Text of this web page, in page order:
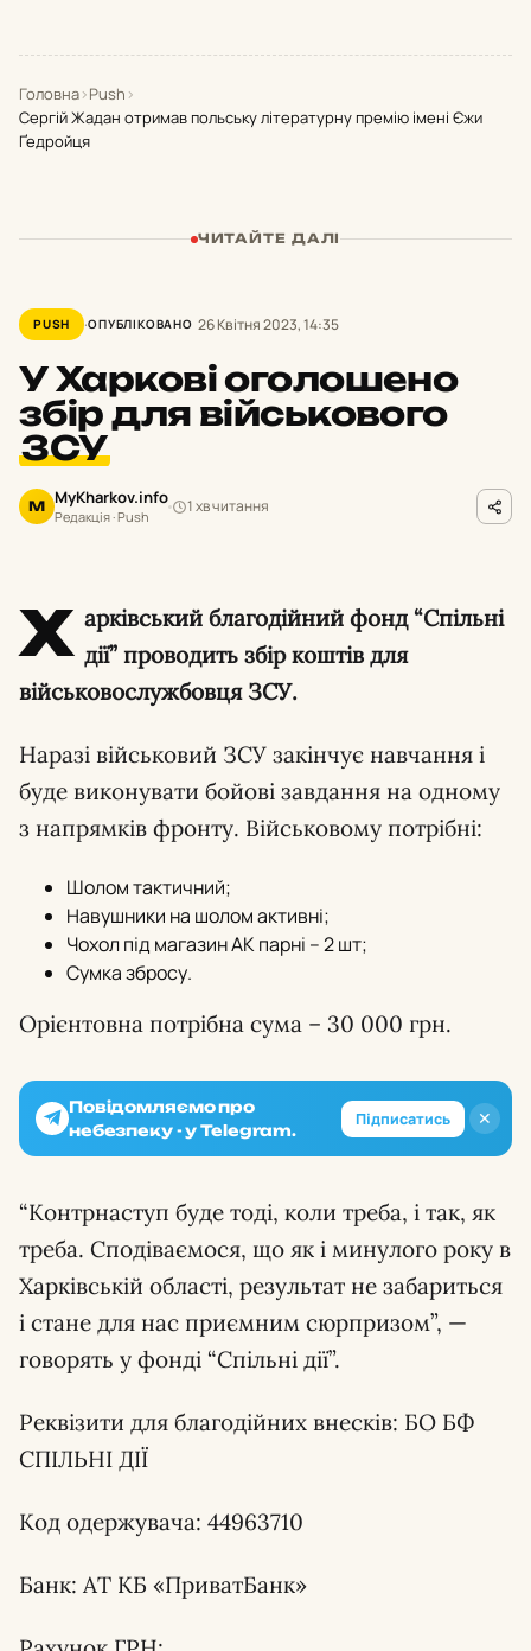
Головна›Push ›
Сергій Жадан отримав польську літературну премію імені Єжи
Ґедройця
ЧИТАЙТЕ ДАЛІ
PUSH ОПУБЛІКОВАНО 26 Квітня 2023, 14:35
У Харкові оголошено
збір для військового
ЗСУ
M MyKharkov.info
Редакція · Push
1 хв читання
Х арківський благодійний фонд “Спільні
дії” проводить збір коштів для
військовослужбовця ЗСУ.
Наразі військовий ЗСУ закінчує навчання і
буде виконувати бойові завдання на одному
з напрямків фронту. Військовому потрібні:
Шолом тактичний;
Навушники на шолом активні;
Чохол під магазин АК парні – 2 шт;
Сумка збросу.
Орієнтовна потрібна сума – 30 000 грн.
✕
Повідомляємо про
небезпеку - у Telegram.
Підписатись
“Контрнаступ буде тоді, коли треба, і так, як
треба. Сподіваємося, що як і минулого року в
Харківській області, результат не забариться
і стане для нас приємним сюрпризом”, —
говорять у фонді “Спільні дії”.
Реквізити для благодійних внесків: БО БФ
СПІЛЬНІ ДІЇ
Код одержувача: 44963710
Банк: АТ КБ «ПриватБанк»